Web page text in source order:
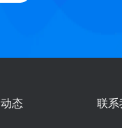
动态 联系